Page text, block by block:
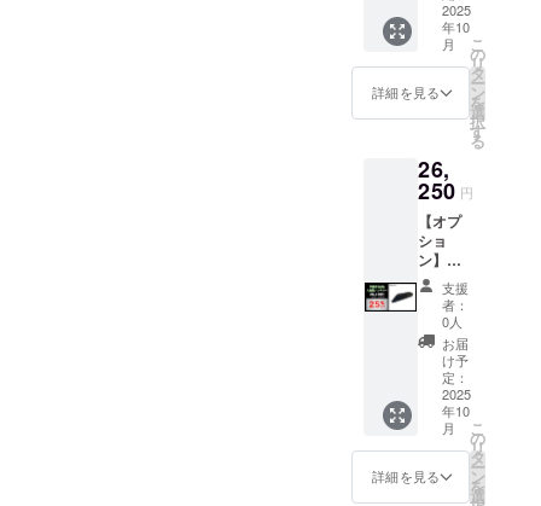
く、“休
息”や“体
験”の質まで
高める製品
を創造して
日本発のア
ウトドアギ
アを、世界
新しいライ
フスタイル
と価値を提
より豊かな
時間と空間
を皆さまに
お届けしま
は付き
ません
のでご
注意く
ださい
他法定
表示を
含む）
表示済
み
オープ
ション
品は商
品本体
は付き
ださい
▼対応
車種 ・
RHINO
B（500
w 原付
一種 電
動バイ
ク） ・
RHINO
B（100
0w 原付
二種 電
動バイ
ク）
け予定
です。
●100%
組立済
みでの
配送希
望の場
ちらの
オプ
ション
を本体
とあわ
せてご
購入く
ださ
い。 ※
通常の
配送で
は85%
組立済
みのお
届けと
なりま
す。 ※
2025
年10
月
詳細を見る
こ
の
リ
タ
ー
ン
を
選
択
す
る
26,
250 円
【オプ
ショ
ン】
RHINO
B 16Ah
標準
バッテ
リー ●
一般販
売予定
価格：
35,000
円の
25%OF
F ・
支援
者：
0人
お届
け予
定：
2025
年10
月
詳細を見る
こ
の
リ
タ
ー
ン
を
選